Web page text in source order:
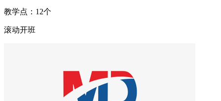
教学点： 12个
滚动开班